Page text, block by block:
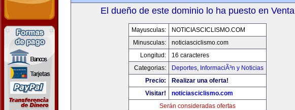
El dueño de este dominio lo ha puesto en Venta
Mayusculas:
NOTICIASCICLISMO.COM
Minusculas:
noticiasciclismo.com
Longitud:
16 caracteres
Categorias:
Deportes, InformaciÃ³n y Noticias
Precio:
Realizar una oferta!
Visitar!
noticiasciclismo.com
Serán consideradas ofertas